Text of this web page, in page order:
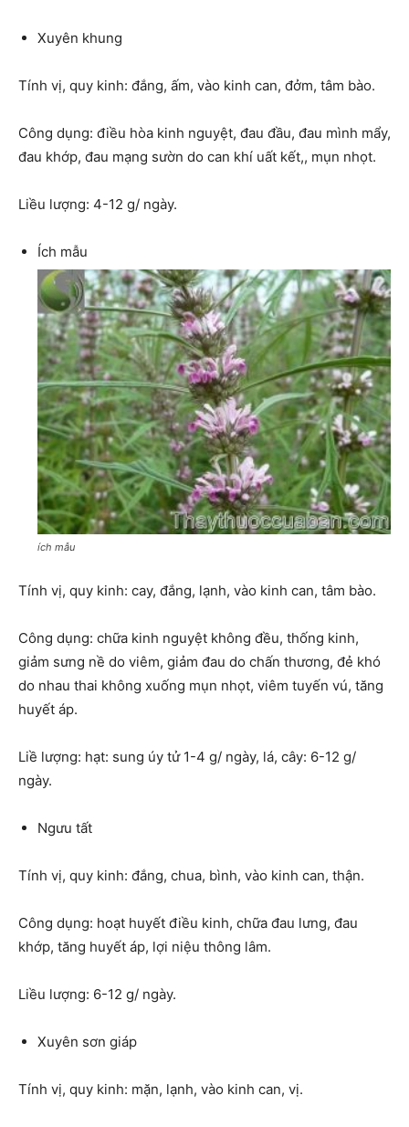
Xuyên khung
Tính vị, quy kinh: đắng, ấm, vào kinh can, đởm, tâm bào.
Công dụng: điều hòa kinh nguyệt, đau đầu, đau mình mẩy,
đau khớp, đau mạng sườn do can khí uất kết,, mụn nhọt.
Liều lượng: 4-12 g/ ngày.
Ích mẫu
ích mẫu
Tính vị, quy kinh: cay, đắng, lạnh, vào kinh can, tâm bào.
Công dụng: chữa kinh nguyệt không đều, thống kinh,
giảm sưng nề do viêm, giảm đau do chấn thương, đẻ khó
do nhau thai không xuống mụn nhọt, viêm tuyến vú, tăng
huyết áp.
Liề lượng: hạt: sung úy tử 1-4 g/ ngày, lá, cây: 6-12 g/
ngày.
Ngưu tất
Tính vị, quy kinh: đắng, chua, bình, vào kinh can, thận.
Công dụng: hoạt huyết điều kinh, chữa đau lưng, đau
khớp, tăng huyết áp, lợi niệu thông lâm.
Liều lượng: 6-12 g/ ngày.
Xuyên sơn giáp
Tính vị, quy kinh: mặn, lạnh, vào kinh can, vị.